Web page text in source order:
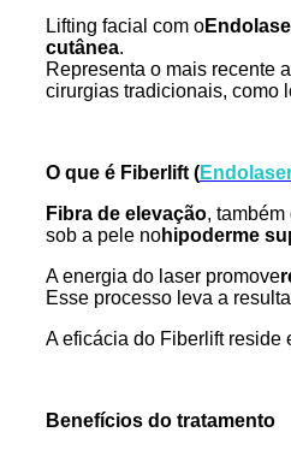
Lifting facial com o
cutânea.
Representa o mais recente
cirurgias tradicionais, como
O que é Fiberlift (Endol
Fibra de elevação,
sob a pele nohipoderme
A energia do laser promove
Esse processo leva a
A eficácia do Fiberlift reside
Benefícios do tratamento